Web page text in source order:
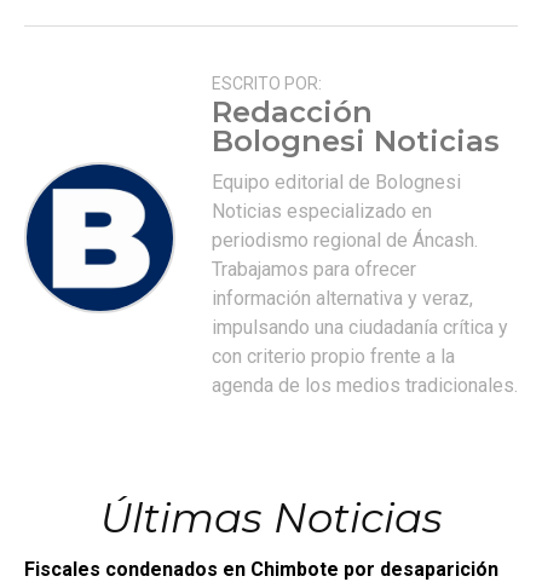
ESCRITO POR:
Redacción
Bolognesi Noticias
Equipo editorial de Bolognesi
Noticias especializado en
periodismo regional de Áncash.
Trabajamos para ofrecer
información alternativa y veraz,
impulsando una ciudadanía crítica y
con criterio propio frente a la
agenda de los medios tradicionales.
Últimas Noticias
Fiscales condenados en Chimbote por desaparición